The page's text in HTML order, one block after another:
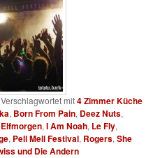
Verschlagwortet mit4 Zimmer Küche
, Born From Pain, Deez Nuts,
Elfmorgen,I Am Noah, Le Fly,
, Pell Mell Festival, Rogers,She
und Die Andern